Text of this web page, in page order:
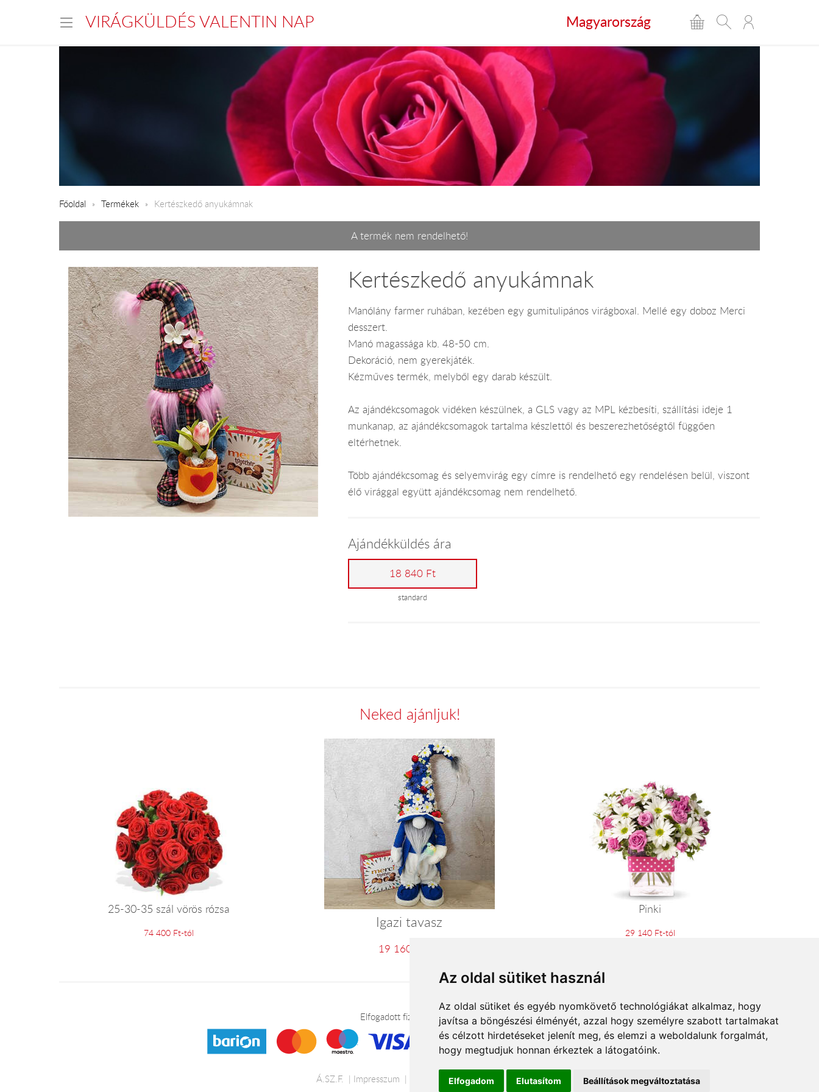
Az oldal sütiket használ
Az oldal sütiket és egyéb nyomkövető technológiákat alkalmaz, hogy
javítsa a böngészési élményét, azzal hogy személyre szabott tartalmakat
és célzott hirdetéseket jelenít meg, és elemzi a weboldalunk forgalmát,
hogy megtudjuk honnan érkeztek a látogatóink.
Elfogadom Elutasítom Beállítások megváltoztatása
VIRÁGKÜLDÉS VALENTIN NAP Magyarország
Főoldal Termékek Kertészkedő anyukámnak
A termék nem rendelhető!
Kertészkedő anyukámnak
Manólány farmer ruhában, kezében egy gumitulipános virágboxal. Mellé egy doboz Merci
desszert.
Manó magassága kb. 48-50 cm.
Dekoráció, nem gyerekjáték.
Kézműves termék, melyből egy darab készült.
Az ajándékcsomagok vidéken készülnek, a GLS vagy az MPL kézbesíti, szállítási ideje 1
munkanap, az ajándékcsomagok tartalma készlettől és beszerezhetőségtől függően
eltérhetnek.
Több ajándékcsomag és selyemvirág egy címre is rendelhető egy rendelésen belül, viszont
élő virággal együtt ajándékcsomag nem rendelhető.
Ajándékküldés ára
18 840 Ft
standard
Neked ajánljuk!
25-30-35 szál vörös rózsa
74 400 Ft-tól
Igazi tavasz
19 160 Ft-tól
Pinki
29 140 Ft-tól
Elfogadott fizetési módok
Á.SZ.F. Impresszum Adatkezelési tájékoztató